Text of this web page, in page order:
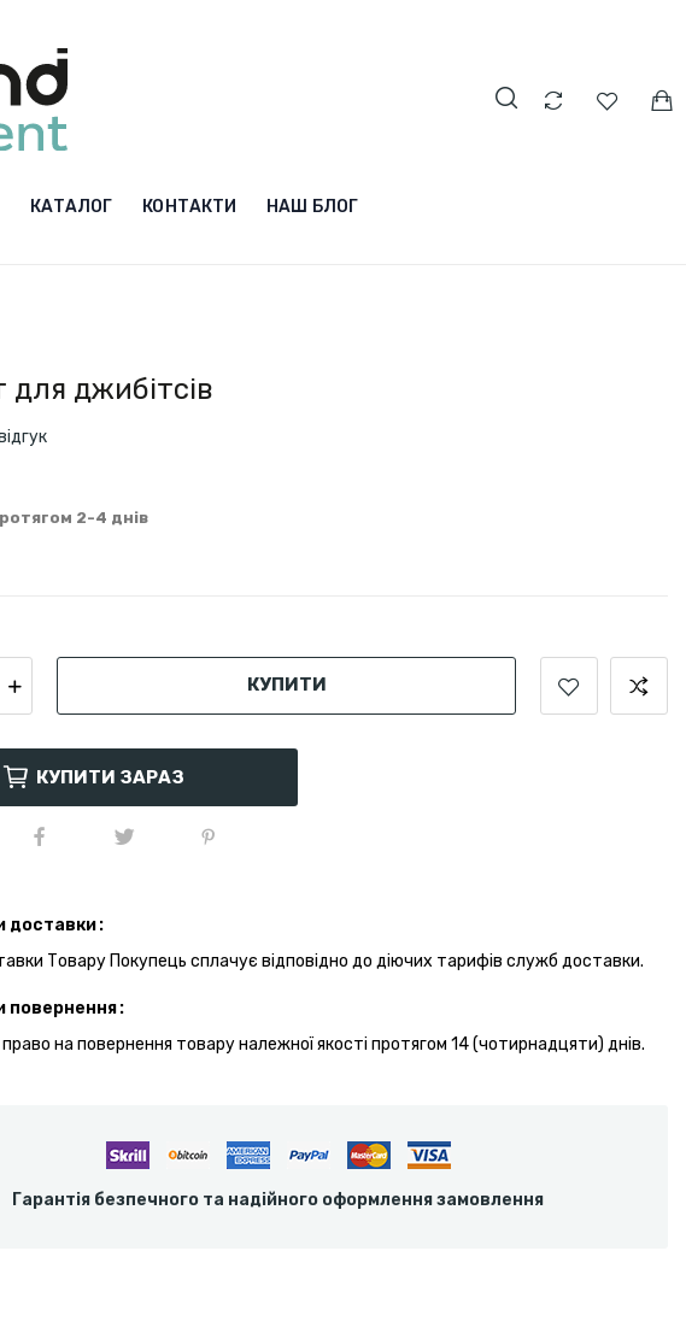
КАТАЛОГ КОНТАКТИ НАШ БЛОГ
для джибітсів
2-4 днів
КУПИТИ
КУПИТИ ЗАРАЗ
доставки
Товару Покупець сплачує відповідно до діючих тарифів служб доставки.
повернення
на повернення товару належної якості протягом 14 (чотирнадцяти) днів.
Гарантія безпечного та надійного оформлення замовлення